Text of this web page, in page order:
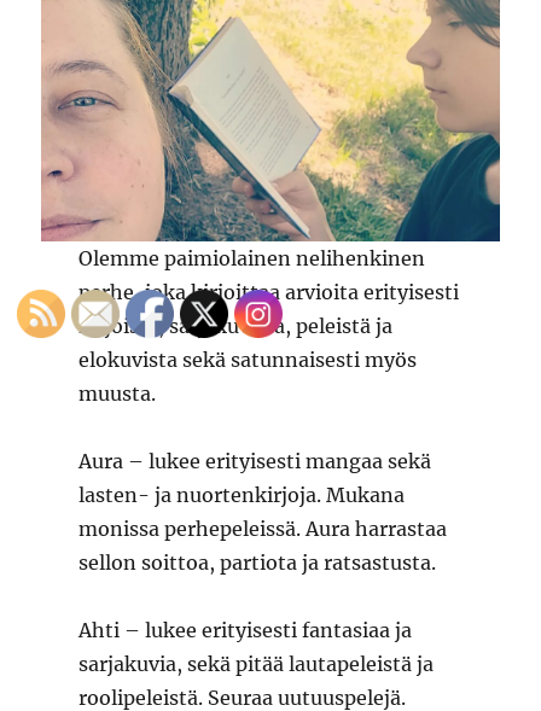
Olemme paimiolainen nelihenkinen
perhe, joka kirjoittaa arvioita erityisesti
kirjoista, sarjakuvista, peleistä ja
elokuvista sekä satunnaisesti myös
muusta.
Aura – lukee erityisesti mangaa sekä
lasten- ja nuortenkirjoja. Mukana
monissa perhepeleissä. Aura harrastaa
sellon soittoa, partiota ja ratsastusta.
Ahti – lukee erityisesti fantasiaa ja
sarjakuvia, sekä pitää lautapeleistä ja
roolipeleistä. Seuraa uutuuspelejä.